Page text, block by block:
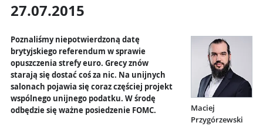
27.07.2015
Maciej
Przygórzewski
Poznaliśmy niepotwierdzoną datę
brytyjskiego referendum w sprawie
opuszczenia strefy euro. Grecy znów
starają się dostać coś za nic. Na unijnych
salonach pojawia się coraz częściej projekt
wspólnego unijnego podatku. W środę
odbędzie się ważne posiedzenie FOMC.